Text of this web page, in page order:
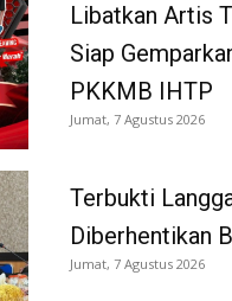
Libatkan Artis
Siap
PKKMB IHTP
Jumat, 7 Agustus 2026
Terbukti
Diberhentikan
Jumat, 7 Agustus 2026